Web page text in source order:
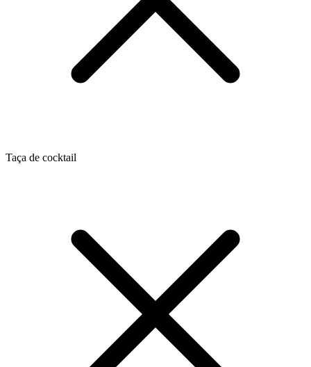
Taça de cocktail